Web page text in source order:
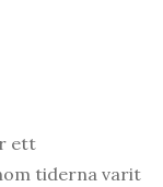
ett
tiderna varit